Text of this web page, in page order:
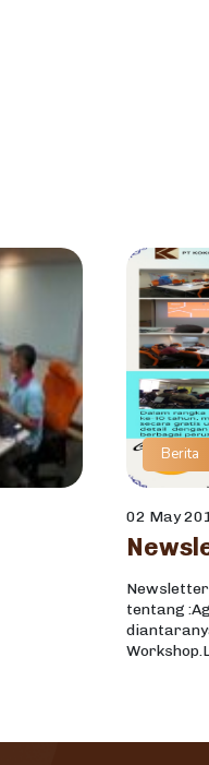
Berita
02 May
tentang